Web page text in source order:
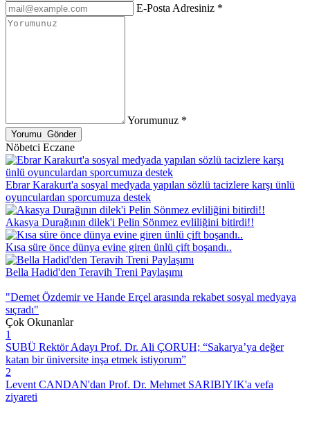
E-Posta Adresiniz *
Yorumunuz *
Nöbetci Eczane
Ebrar Karakurt'a sosyal medyada yapılan sözlü tacizlere karşı ünlü
oyunculardan sporcumuza destek
Akasya Durağının dilek'i Pelin Sönmez evliliğini bitirdi!!
Kısa süre önce dünya evine giren ünlü çift boşandı..
Bella Hadid'den Teravih Treni Paylaşımı
"Demet Özdemir ve Hande Erçel arasında rekabet sosyal medyaya
sıçradı"
Çok Okunanlar
1
SUBÜ Rektör Adayı Prof. Dr. Ali ÇORUH; “Sakarya’ya değer
katan bir üniversite inşa etmek istiyorum”
2
Levent CANDAN'dan Prof. Dr. Mehmet SARIBIYIK'a vefa
ziyareti